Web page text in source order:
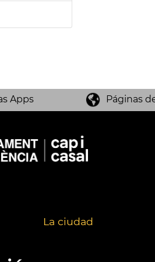
Apps Páginas
La ciudad